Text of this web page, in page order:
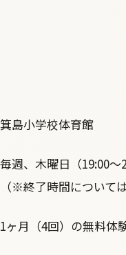
箕島小学校体育館
毎週、木曜日（19:00～
（※終了時間について
1ヶ月（4回）の無料体